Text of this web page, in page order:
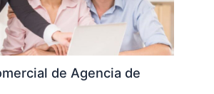
de Agencia de